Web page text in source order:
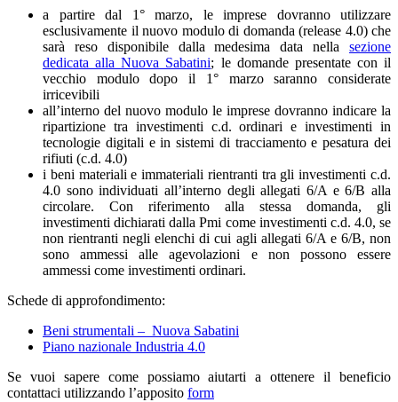
a partire dal 1° marzo, le imprese dovranno utilizzare
esclusivamente il nuovo modulo di domanda (release 4.0) che
sarà reso disponibile dalla medesima data nella sezione
dedicata alla Nuova Sabatini; le domande presentate con il
vecchio modulo dopo il 1° marzo saranno considerate
irricevibili
all’interno del nuovo modulo le imprese dovranno indicare la
ripartizione tra investimenti c.d. ordinari e investimenti in
tecnologie digitali e in sistemi di tracciamento e pesatura dei
rifiuti (c.d. 4.0)
i beni materiali e immateriali rientranti tra gli investimenti c.d.
4.0 sono individuati all’interno degli allegati 6/A e 6/B alla
circolare. Con riferimento alla stessa domanda, gli
investimenti dichiarati dalla Pmi come investimenti c.d. 4.0, se
non rientranti negli elenchi di cui agli allegati 6/A e 6/B, non
sono ammessi alle agevolazioni e non possono essere
ammessi come investimenti ordinari.
Schede di approfondimento:
Beni strumentali – Nuova Sabatini
Piano nazionale Industria 4.0
Se vuoi sapere come possiamo aiutarti a ottenere il beneficio
contattaci utilizzando l’apposito form